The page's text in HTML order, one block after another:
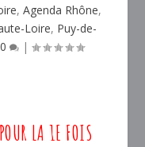
, Agenda Rhône,
Loire, Puy-de-
0 |
LA 1E FOIS